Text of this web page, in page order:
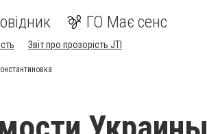
ГО Має сенс
Звіт про прозорість JTI